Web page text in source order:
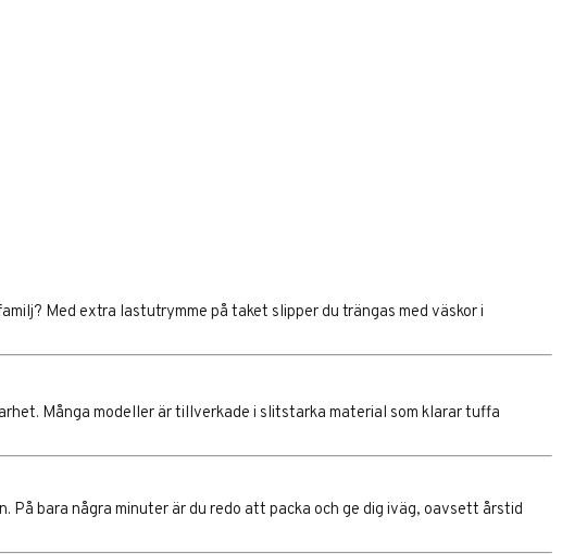
Med extra lastutrymme på taket slipper du trängas med väskor i
Många modeller är tillverkade i slitstarka material som klarar tuffa
bara några minuter är du redo att packa och ge dig iväg, oavsett årstid